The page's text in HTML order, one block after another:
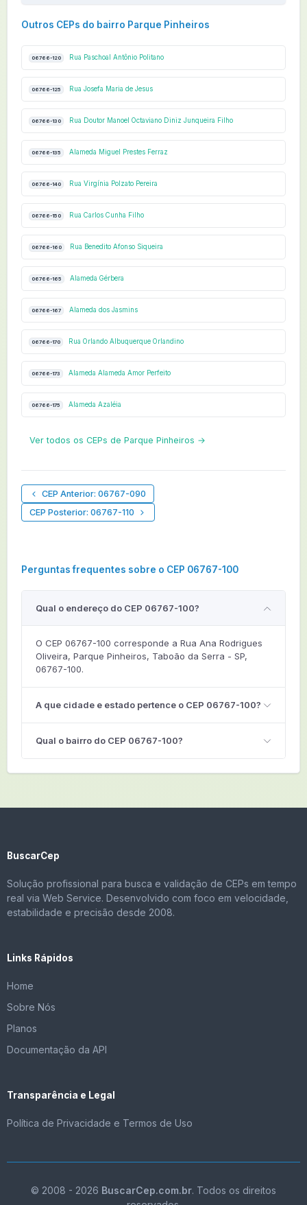
Outros CEPs do bairro Parque Pinheiros
06766-120 Rua Paschoal Antônio Politano
06766-125 Rua Josefa Maria de Jesus
06766-130 Rua Doutor Manoel Octaviano Diniz Junqueira Filho
06766-135 Alameda Miguel Prestes Ferraz
06766-140 Rua Virgínia Polzato Pereira
06766-150 Rua Carlos Cunha Filho
06766-160 Rua Benedito Afonso Siqueira
06766-165 Alameda Gérbera
06766-167 Alameda dos Jasmins
06766-170 Rua Orlando Albuquerque Orlandino
06766-173 Alameda Alameda Amor Perfeito
06766-175 Alameda Azaléia
Ver todos os CEPs de Parque Pinheiros →
CEP Anterior: 06767-090
CEP Posterior: 06767-110
Perguntas frequentes sobre o CEP 06767-100
Qual o endereço do CEP 06767-100?
O CEP 06767-100 corresponde a Rua Ana Rodrigues
Oliveira, Parque Pinheiros, Taboão da Serra - SP,
06767-100.
A que cidade e estado pertence o CEP 06767-100?
Qual o bairro do CEP 06767-100?
BuscarCep
Solução profissional para busca e validação de CEPs em tempo
real via Web Service. Desenvolvido com foco em velocidade,
estabilidade e precisão desde 2008.
Links Rápidos
Home
Sobre Nós
Planos
Documentação da API
Transparência e Legal
Política de Privacidade e Termos de Uso
© 2008 - 2026 BuscarCep.com.br. Todos os direitos